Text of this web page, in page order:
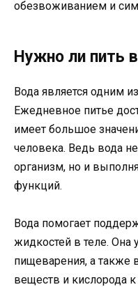
обезвоживанием и
Нужно ли пить
Вода является одним
Ежедневное питье
имеет большое
человека. Ведь вода
организм, но и
функций.
Вода помогает
жидкостей в теле. Она
пищеварения, а также
веществ и кислорода